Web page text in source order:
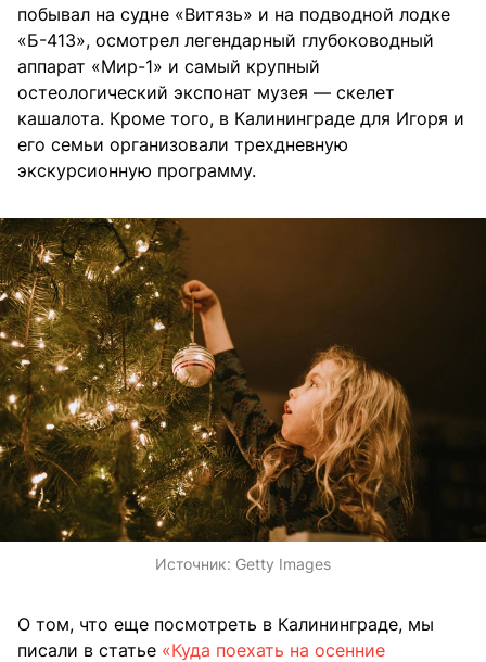
побывал на судне «Витязь» и на подводной лодке
«Б-413», осмотрел легендарный глубоководный
аппарат «Мир-1» и самый крупный
остеологический экспонат музея — скелет
кашалота. Кроме того, в Калининграде для Игоря и
его семьи организовали трехдневную
экскурсионную программу.
Источник: Getty Images
О том, что еще посмотреть в Калининграде, мы
писали в статье «Куда поехать на осенние